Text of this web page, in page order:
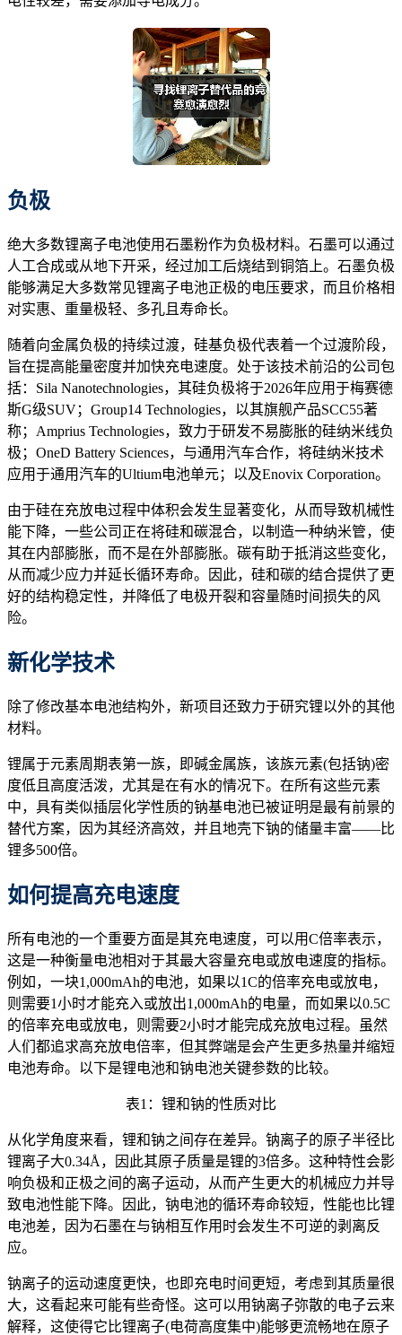
负极
绝大多数锂离子电池使用石墨粉作为负极材料。石墨可以通过
人工合成或从地下开采，经过加工后烧结到铜箔上。石墨负极
能够满足大多数常见锂离子电池正极的电压要求，而且价格相
对实惠、重量极轻、多孔且寿命长。
随着向金属负极的持续过渡，硅基负极代表着一个过渡阶段，
旨在提高能量密度并加快充电速度。处于该技术前沿的公司包
括：Sila Nanotechnologies，其硅负极将于2026年应用于梅赛德
斯G级SUV；Group14 Technologies，以其旗舰产品SCC55著
称；Amprius Technologies，致力于研发不易膨胀的硅纳米线负
极；OneD Battery Sciences，与通用汽车合作，将硅纳米技术
应用于通用汽车的Ultium电池单元；以及Enovix Corporation。
由于硅在充放电过程中体积会发生显著变化，从而导致机械性
能下降，一些公司正在将硅和碳混合，以制造一种纳米管，使
其在内部膨胀，而不是在外部膨胀。碳有助于抵消这些变化，
从而减少应力并延长循环寿命。因此，硅和碳的结合提供了更
好的结构稳定性，并降低了电极开裂和容量随时间损失的风
险。
新化学技术
除了修改基本电池结构外，新项目还致力于研究锂以外的其他
材料。
锂属于元素周期表第一族，即碱金属族，该族元素(包括钠)密
度低且高度活泼，尤其是在有水的情况下。在所有这些元素
中，具有类似插层化学性质的钠基电池已被证明是最有前景的
替代方案，因为其经济高效，并且地壳下钠的储量丰富——比
锂多500倍。
如何提高充电速度
所有电池的一个重要方面是其充电速度，可以用C倍率表示，
这是一种衡量电池相对于其最大容量充电或放电速度的指标。
例如，一块1,000mAh的电池，如果以1C的倍率充电或放电，
则需要1小时才能充入或放出1,000mAh的电量，而如果以0.5C
的倍率充电或放电，则需要2小时才能完成充放电过程。虽然
人们都追求高充放电倍率，但其弊端是会产生更多热量并缩短
电池寿命。以下是锂电池和钠电池关键参数的比较。
表1：锂和钠的性质对比
从化学角度来看，锂和钠之间存在差异。钠离子的原子半径比
锂离子大0.34Å，因此其原子质量是锂的3倍多。这种特性会影
响负极和正极之间的离子运动，从而产生更大的机械应力并导
致电池性能下降。因此，钠电池的循环寿命较短，性能也比锂
电池差，因为石墨在与钠相互作用时会发生不可逆的剥离反
应。
钠离子的运动速度更快，也即充电时间更短，考虑到其质量很
大，这看起来可能有些奇怪。这可以用钠离子弥散的电子云来
解释，这使得它比锂离子(电荷高度集中)能够更流畅地在原子